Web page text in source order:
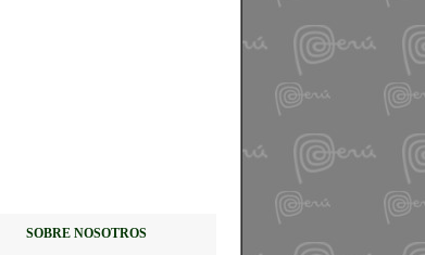
SOBRE NOSOTROS